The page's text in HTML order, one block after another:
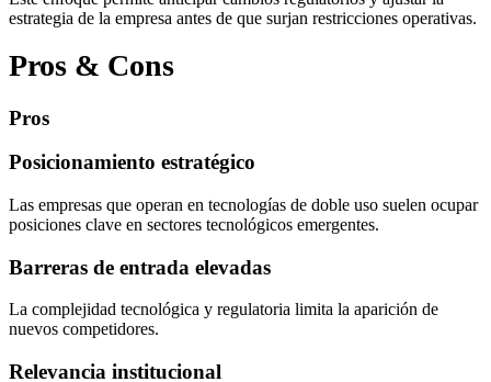
estrategia de la empresa antes de que surjan restricciones operativas.
Pros & Cons
Pros
Posicionamiento estratégico
Las empresas que operan en tecnologías de doble uso suelen ocupar
posiciones clave en sectores tecnológicos emergentes.
Barreras de entrada elevadas
La complejidad tecnológica y regulatoria limita la aparición de
nuevos competidores.
Relevancia institucional